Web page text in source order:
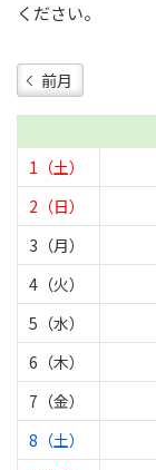
ください。
前月
1（土）
2（日）
3（月）
4（火）
5（水）
6（木）
7（金）
8（土）